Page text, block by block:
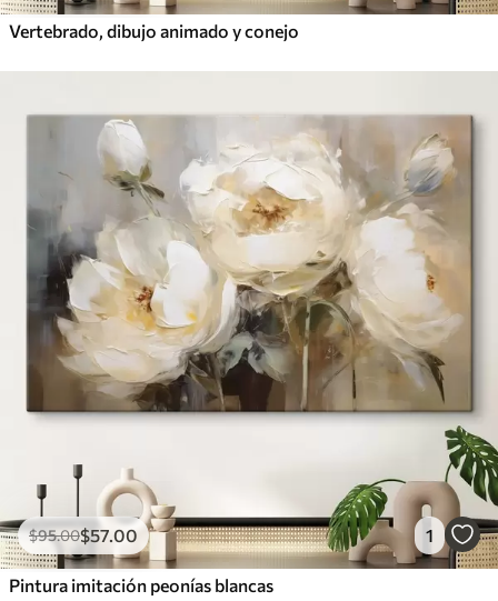
Vertebrado, dibujo animado y conejo
$95.00$57.00 1
Pintura imitación peonías blancas